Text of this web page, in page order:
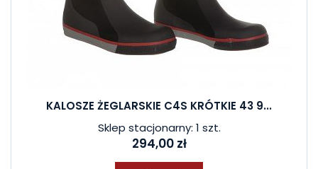
KALOSZE ŻEGLARSKIE C4S KRÓTKIE 43 9...
Sklep stacjonarny: 1 szt.
294,00 zł